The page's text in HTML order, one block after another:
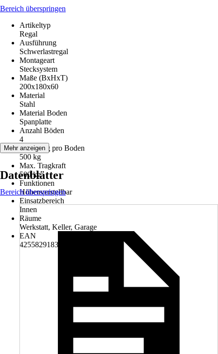
Bereich überspringen
Artikeltyp
Regal
Ausführung
Schwerlastregal
Montageart
Stecksystem
Maße (BxHxT)
200x180x60
Material
Stahl
Material Boden
Spanplatte
Anzahl Böden
4
Belastung pro Boden
500 kg
Max. Tragkraft
500 kg
Funktionen
Höhenverstellbar
Einsatzbereich
Innen
Räume
Werkstatt, Keller, Garage
EAN
4255829183649
Mehr anzeigen
Datenblätter
Bereich überspringen